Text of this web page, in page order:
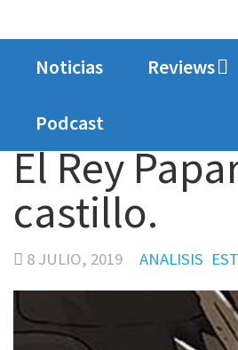
Noticias Reviews
Podcast
El Rey
castillo.
8 JULIO, 2019 ANALISIS